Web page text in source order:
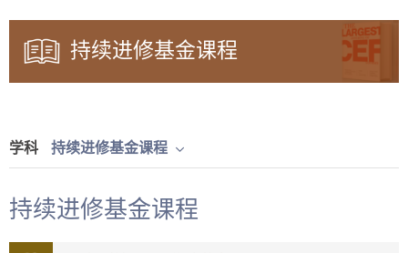
持续进修基金课程
学科 持续进修基金课程
持续进修基金课程